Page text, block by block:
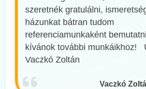
szeretnék gratulálni,
házunkat bátran tudom
referenciamunkaként
kívánok további munkáikhoz!
Vaczkó Zoltán
Vaczkó